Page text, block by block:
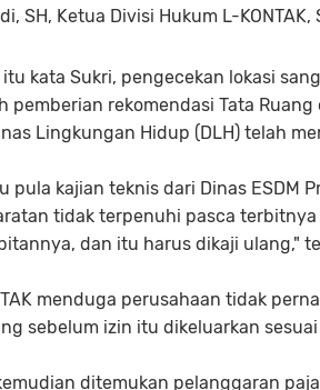
SH, Ketua Divisi Hukum L-
itu kata Sukri, pengecekan lokasi
pemberian rekomendasi Tata
Lingkungan Hidup (DLH) telah
pula kajian teknis dari Dinas ESDM
tidak terpenuhi pasca
dan itu harus dikaji ulang,"
menduga perusahaan tidak
sebelum izin itu dikeluarkan
ditemukan pelanggaran